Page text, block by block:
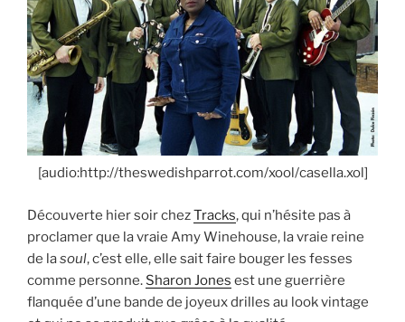
[audio:http://theswedishparrot.com/xool/casella.xol]
Découverte hier soir chezTracks, qui n’hésite pas à
proclamer que la vraie Amy Winehouse, la vraie reine
de lasoul, c’est elle, elle sait faire bouger les fesses
comme personne. Sharon Jones est une guerrière
flanquée d’une bande de joyeux drilles au look vintage